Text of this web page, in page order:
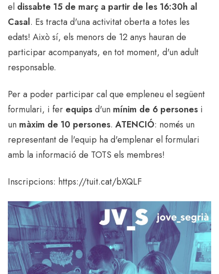
el dissabte 15 de març a partir de les 16:30h al
Casal. Es tracta d'una activitat oberta a totes les
edats! Això sí, els menors de 12 anys hauran de
participar acompanyats, en tot moment, d'un adult
responsable.
Per a poder participar cal que empleneu el següent
formulari, i fer equipsd'un mínim de 6 persones i
un màxim de 10 persones. ATENCIÓ: només un
representant de l'equip ha d'emplenar el formulari
amb la informació de TOTS els membres!
Inscripcions: https://tuit.cat/bXQLF